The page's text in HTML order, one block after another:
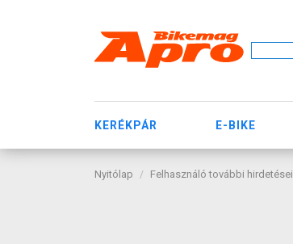
KERÉKPÁR E-BIKE
Nyitólap Felhasználó további hirdetései